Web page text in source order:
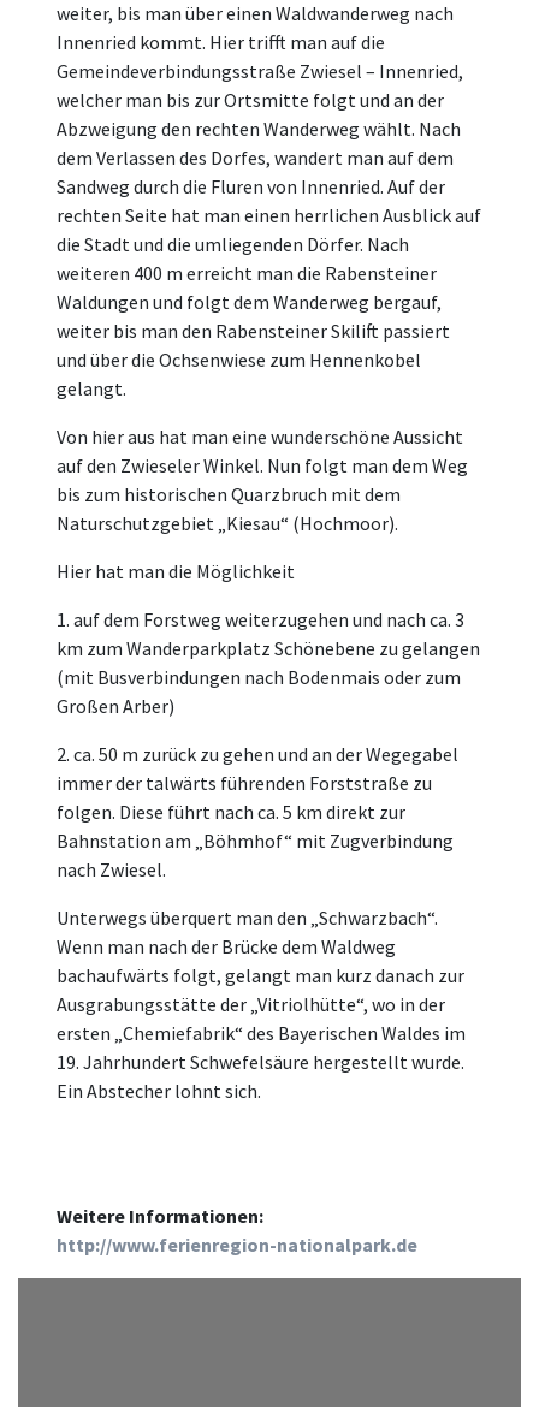
weiter, bis man über einen Waldwanderweg nach
Innenried kommt. Hier trifft man auf die
Gemeindeverbindungsstraße Zwiesel – Innenried,
welcher man bis zur Ortsmitte folgt und an der
Abzweigung den rechten Wanderweg wählt. Nach
dem Verlassen des Dorfes, wandert man auf dem
Sandweg durch die Fluren von Innenried. Auf der
rechten Seite hat man einen herrlichen Ausblick auf
die Stadt und die umliegenden Dörfer. Nach
weiteren 400 m erreicht man die Rabensteiner
Waldungen und folgt dem Wanderweg bergauf,
weiter bis man den Rabensteiner Skilift passiert
und über die Ochsenwiese zum Hennenkobel
gelangt.
Von hier aus hat man eine wunderschöne Aussicht
auf den Zwieseler Winkel. Nun folgt man dem Weg
bis zum historischen Quarzbruch mit dem
Naturschutzgebiet „Kiesau“ (Hochmoor).
Hier hat man die Möglichkeit
1. auf dem Forstweg weiterzugehen und nach ca. 3
km zum Wanderparkplatz Schönebene zu gelangen
(mit Busverbindungen nach Bodenmais oder zum
Großen Arber)
2. ca. 50 m zurück zu gehen und an der Wegegabel
immer der talwärts führenden Forststraße zu
folgen. Diese führt nach ca. 5 km direkt zur
Bahnstation am „Böhmhof“ mit Zugverbindung
nach Zwiesel.
Unterwegs überquert man den „Schwarzbach“.
Wenn man nach der Brücke dem Waldweg
bachaufwärts folgt, gelangt man kurz danach zur
Ausgrabungsstätte der „Vitriolhütte“, wo in der
ersten „Chemiefabrik“ des Bayerischen Waldes im
19. Jahrhundert Schwefelsäure hergestellt wurde.
Ein Abstecher lohnt sich.
Weitere Informationen:
http://www.ferienregion-nationalpark.de